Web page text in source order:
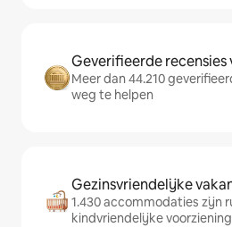
Geverifieerde recensies
Meer dan 44.210
weg te helpen
Gezinsvriendelijke
1.430 accommodaties zijn
kindvriendelijke